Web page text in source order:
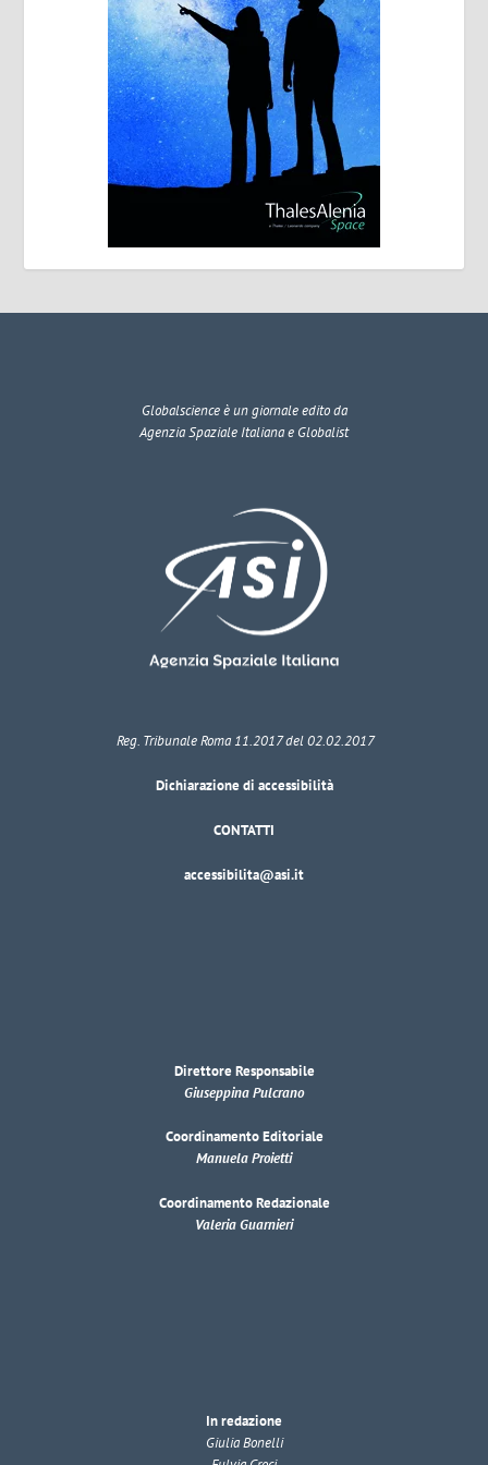
Globalscienceè un giornale edito da
Agenzia Spaziale Italiana e Globalist
Reg. Tribunale Roma 11.2017 del 02.02.2017
Dichiarazione di accessibilità
CONTATTI
accessibilita@asi.it
Direttore Responsabile
Giuseppina Pulcrano
Coordinamento Editoriale
Manuela Proietti
Coordinamento Redazionale
Valeria Guarnieri
In redazione
Giulia Bonelli